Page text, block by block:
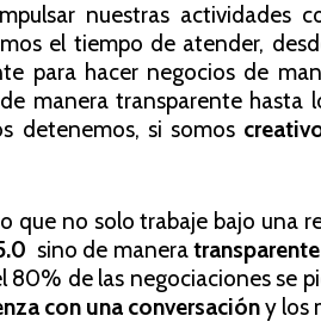
nuestras actividades
el tiempo de atender,
para hacer negocios de
manera transparente hasta
detenemos, si somos
que no solo trabaje bajo una
sino de maneratransparente
80% de las negociaciones
con una conversacióny los